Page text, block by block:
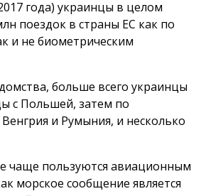
года) украинцы в целом
поездок в страны ЕС как по
и не биометрическим
больше всего украинцы
с Польшей, затем по
и Румыния, и несколько
чаще пользуются авиационным
морское сообщение является